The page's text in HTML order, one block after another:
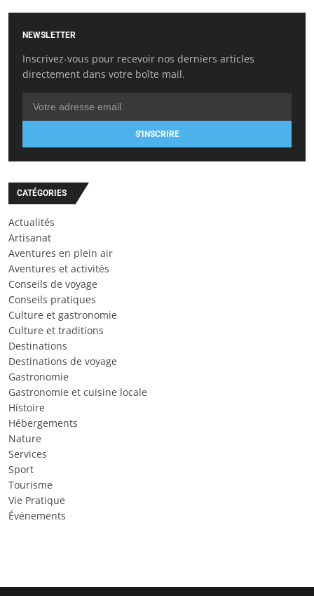
NEWSLETTER
Inscrivez-vous pour recevoir nos derniers articles
directement dans votre boîte mail.
S'INSCRIRE
CATÉGORIES
Actualités
Artisanat
Aventures en plein air
Aventures et activités
Conseils de voyage
Conseils pratiques
Culture et gastronomie
Culture et traditions
Destinations
Destinations de voyage
Gastronomie
Gastronomie et cuisine locale
Histoire
Hébergements
Nature
Services
Sport
Tourisme
Vie Pratique
Événements